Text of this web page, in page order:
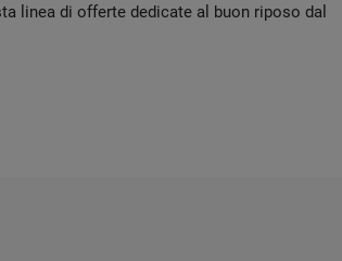
linea di offerte dedicate al buon riposo dal